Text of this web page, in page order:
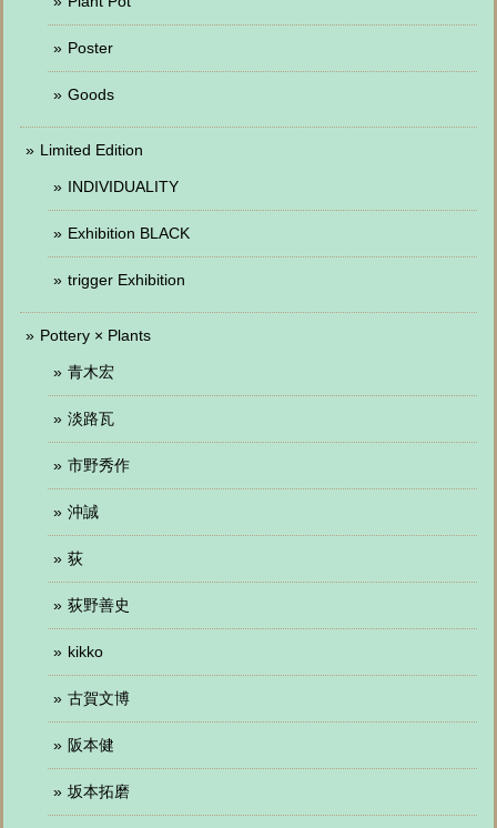
Poster
Goods
Limited Edition
INDIVIDUALITY
Exhibition BLACK
trigger Exhibition
Pottery × Plants
青木宏
淡路瓦
市野秀作
沖誠
荻
荻野善史
kikko
古賀文博
阪本健
坂本拓磨